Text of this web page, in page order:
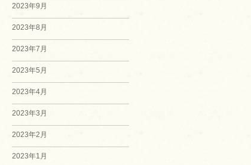
2023年9月
2023年8月
2023年7月
2023年5月
2023年4月
2023年3月
2023年2月
2023年1月